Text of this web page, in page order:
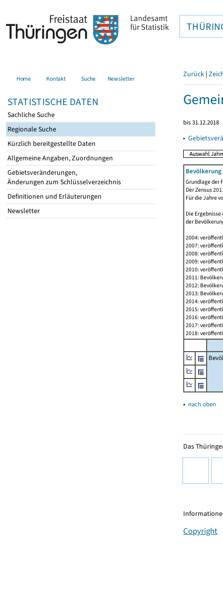
Home Kontakt Suche Newsletter
STATISTISCHE DATEN
Sachliche Suche
Regionale Suche
Kürzlich bereitgestellte Daten
Allgemeine Angaben, Zuordnungen
Gebietsveränderungen,
Änderungen zum Schlüsselverzeichnis
Definitionen und Erläuterungen
Newsletter
Zurück |
bis 31.12.2018
▸
Grundlage der
Der Zensus
Für die Jahre
Die
der
2004:
2007:
2008:
2009:
2010:
2011:
2012:
2013:
2014:
2015:
2016:
2017:
2018:
▴ nach oben
Das
Copyright